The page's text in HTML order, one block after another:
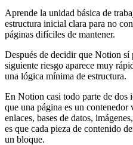
Aprende la unidad básica de
estructura inicial clara para no
páginas difíciles de mantener.
Después de decidir que Notion sí
siguiente riesgo aparece muy
una lógica mínima de estructura.
En Notion casi todo parte de dos
que una página es un
enlaces, bases de datos,
es que cada pieza de contenido
un bloque.